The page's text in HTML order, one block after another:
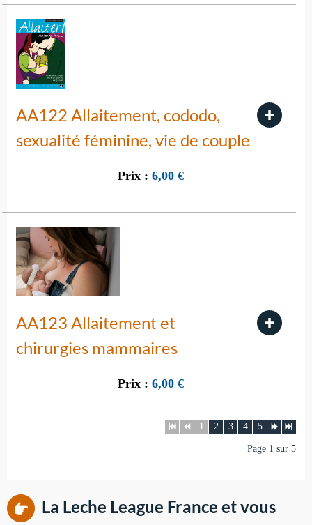
AA122 Allaitement, cododo,
sexualité féminine, vie de couple
Prix : 6,00 €
AA123 Allaitement et
chirurgies mammaires
Prix : 6,00 €
1 2 3 4 5
Page 1 sur 5
La Leche League France et vous